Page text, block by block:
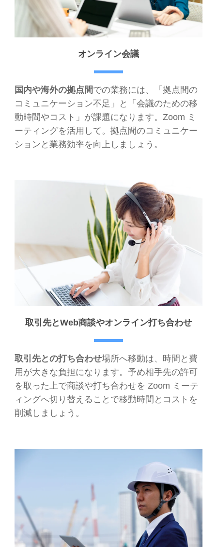
オンライン会議
国内や海外の拠点間での業務には、「拠点間の
コミュニケーション不足」と「会議のための移
動時間やコスト」が課題になります。Zoom ミ
ーティングを活用して。拠点間のコミュニケー
ションと業務効率を向上しましょう。
取引先とWeb商談やオンライン打ち合わせ
取引先との打ち合わせ場所へ移動は、時間と費
用が大きな負担になります。予め相手先の許可
を取った上で商談や打ち合わせを Zoom ミーテ
ィングへ切り替えることで移動時間とコストを
削減しましょう。